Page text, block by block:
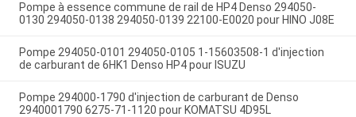
Pompe à essence commune de rail de HP4 Denso 294050-
0130 294050-0138 294050-0139 22100-E0020 pour HINO J08E
Pompe 294050-0101 294050-0105 1-15603508-1 d'injection
de carburant de 6HK1 Denso HP4 pour ISUZU
Pompe 294000-1790 d'injection de carburant de Denso
2940001790 6275-71-1120 pour KOMATSU 4D95L